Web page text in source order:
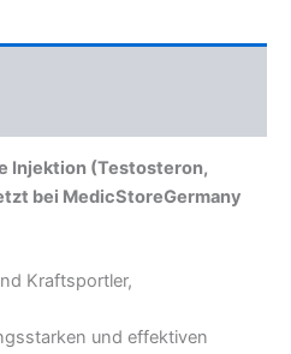
Injektion (Testosteron,
bei MedicStoreGermany
Kraftsportler,
und effektiven